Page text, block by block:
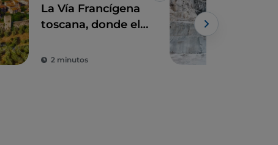
La Vía Francígena
toscana, donde el
haberse detenido
2 minutos